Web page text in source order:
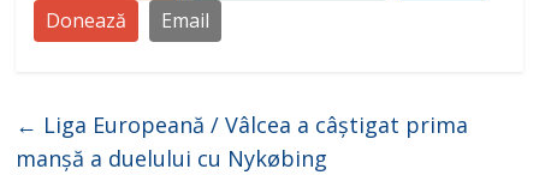
Donează
Email
← Liga Europeană / Vâlcea a câștigat prima
manșă a duelului cu Nykøbing